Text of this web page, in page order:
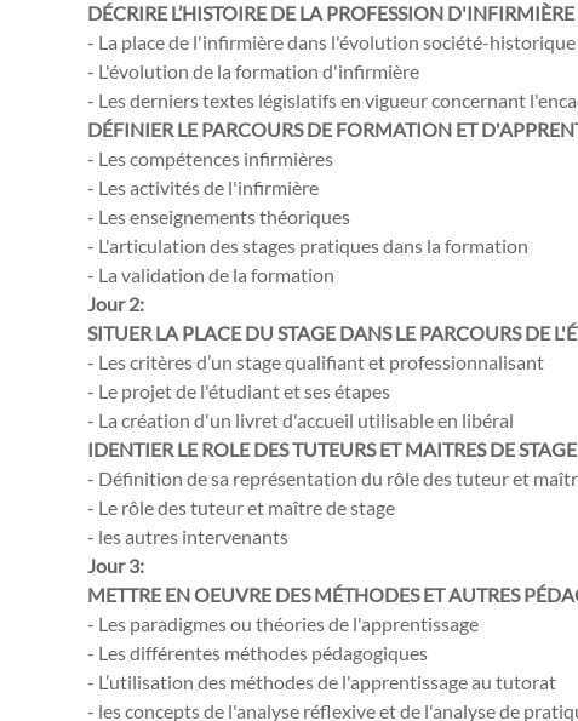
DÉCRIRE L’HISTOIRE DE LA PROFESSION D'INFIRMIÈRE
- La place de l'infirmière dans l'évolution société-historique
- L'évolution de la formation d'infirmière
- Les derniers textes législatifs en vigueur concernant
DÉFINIER LE PARCOURS DE FORMATION ET
- Les compétences infirmières
- Les activités de l'infirmière
- Les enseignements théoriques
- L'articulation des stages pratiques dans la formation
- La validation de la formation
Jour 2:
SITUER LA PLACE DU STAGE DANS LE PARCOURS DE
- Les critères d’un stage qualifiant et professionnalisant
- Le projet de l'étudiant et ses étapes
- La création d'un livret d'accueil utilisable en libéral
IDENTIER LE ROLE DES TUTEURS ET MAITRES DE STAGE
- Définition de sa représentation du rôle des tuteur et
- Le rôle des tuteur et maître de stage
- les autres intervenants
Jour 3:
METTRE EN OEUVRE DES MÉTHODES ET AUTRES
- Les paradigmes ou théories de l'apprentissage
- Les différentes méthodes pédagogiques
- L’utilisation des méthodes de l'apprentissage au tutorat
- les concepts de l'analyse réflexive et de l'analyse de